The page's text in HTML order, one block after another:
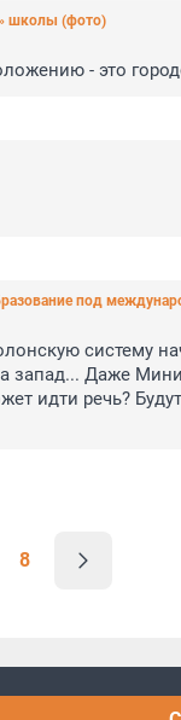
школы (фото)
- это
под
систему
запад... Даже
идти речь?
8